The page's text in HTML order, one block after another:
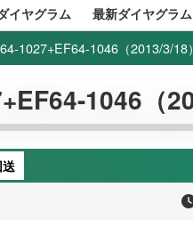
イヤグラム 最新ダイヤグラム
1027+EF64-1046（2013/3/18）
1046（